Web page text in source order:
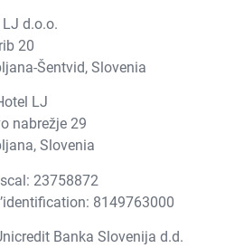
d.o.o.
20
Šentvid, Slovenia
LJ
nabrežje 29
Slovenia
23758872
8149763000
Banka Slovenija d.d.